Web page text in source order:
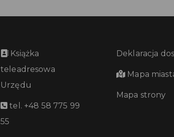
Książka
teleadresowa
Urzędu
tel. +48 58 775 99
55
Deklaracja
Mapa
Mapa strony